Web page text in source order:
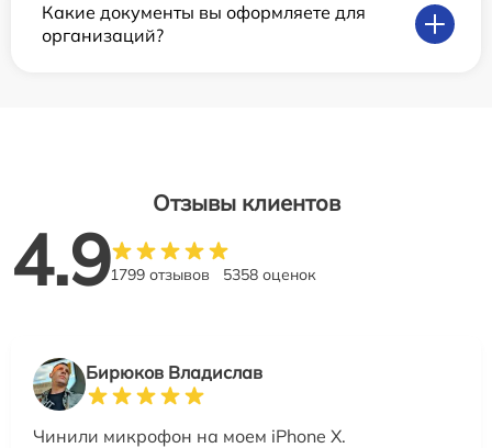
Какие документы вы оформляете для
организаций?
Отзывы клиентов
4.91799 отзывов 5358 оценок
Бирюков Владислав
Чинили микрофон на моем iPhone X.